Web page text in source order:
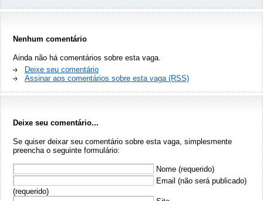
Nenhum comentário
Ainda não há comentários sobre esta vaga.
Deixe seu comentário
Assinar aos comentários sobre esta vaga (RSS)
Deixe seu comentário...
Se quiser deixar seu comentário sobre esta vaga, simplesmente
preencha o seguinte formulário:
Nome (requerido)
Email (não será publicado)
(requerido)